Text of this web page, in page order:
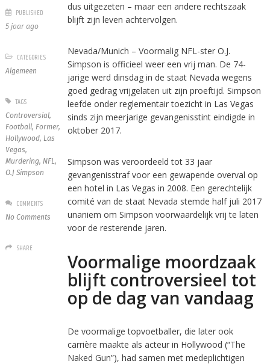
dus uitgezeten – maar een andere rechtszaak
blijft zijn leven achtervolgen.
Nevada/Munich – Voormalig NFL-ster O.J.
Simpson is officieel weer een vrij man. De 74-
jarige werd dinsdag in de staat Nevada wegens
goed gedrag vrijgelaten uit zijn proeftijd. Simpson
leefde onder reglementair toezicht in Las Vegas
sinds zijn meerjarige gevangenisstint eindigde in
oktober 2017.
Simpson was veroordeeld tot 33 jaar
gevangenisstraf voor een gewapende overval op
een hotel in Las Vegas in 2008. Een gerechtelijk
comité van de staat Nevada stemde half juli 2017
unaniem om Simpson voorwaardelijk vrij te laten
voor de resterende jaren.
Voormalige moordzaak
blijft controversieel tot
op de dag van vandaag
De voormalige topvoetballer, die later ook
carrière maakte als acteur in Hollywood (“The
Naked Gun”), had samen met medeplichtigen
PUBLISHED
5 jaar ago
CATEGORIES
Algemeen
TAGS
Controversial,
Football, Former,
Hollywood, Las
Vegas,
Murdering, NFL,
O.J Simpson
COMMENTS
No Comments
SHARE